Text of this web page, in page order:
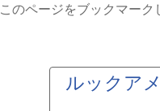
このページをブックマーク
ルックア